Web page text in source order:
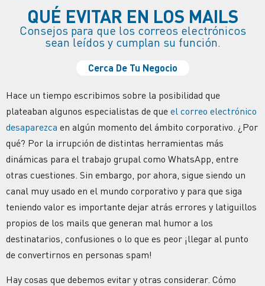
QUÉ EVITAR EN LOS MAILS
Consejos para que los correos electrónicos
sean leídos y cumplan su función.
Cerca De Tu Negocio
Hace un tiempo escribimos sobre la posibilidad que
plateaban algunos especialistas de que el correo electrónico
desaparezca en algún momento del ámbito corporativo. ¿Por
qué? Por la irrupción de distintas herramientas más
dinámicas para el trabajo grupal como WhatsApp, entre
otras cuestiones. Sin embargo, por ahora, sigue siendo un
canal muy usado en el mundo corporativo y para que siga
teniendo valor es importante dejar atrás errores y latiguillos
propios de los mails que generan mal humor a los
destinatarios, confusiones o lo que es peor ¡llegar al punto
de convertirnos en personas spam!
Hay cosas que debemos evitar y otras considerar. Cómo